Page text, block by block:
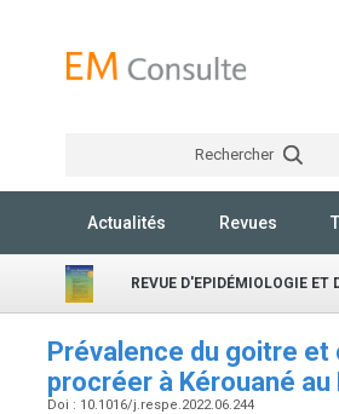
Rechercher
Actualités Revues
REVUE D'EPIDÉMIOLOGIE ET
Prévalence du goitre
procréer à Kérouané au
Doi : 10.1016/j.respe.2022.06.244